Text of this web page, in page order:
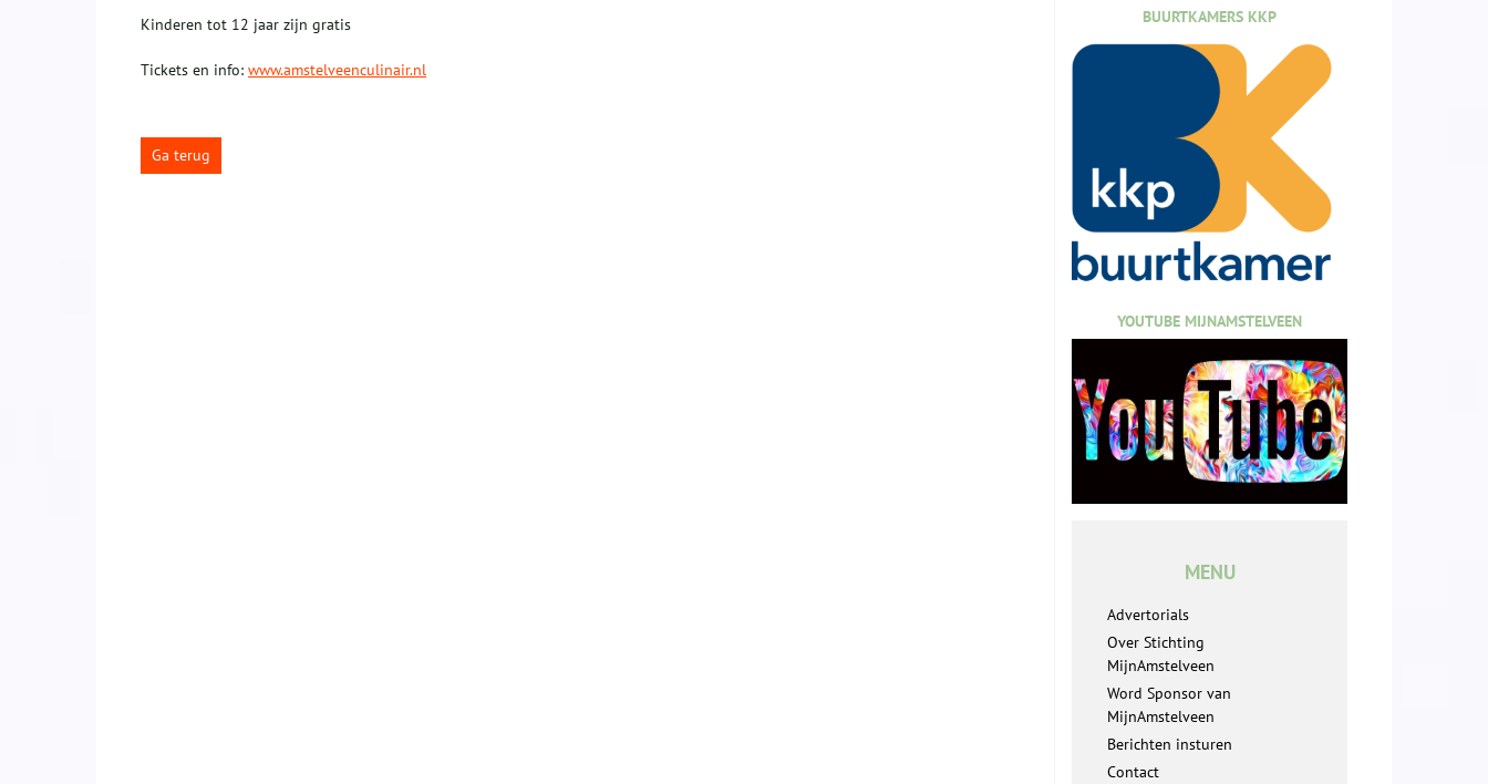
Kinderen tot 12 jaar zijn gratis
Tickets en info: www.amstelveenculinair.nl
Ga terug
BUURTKAMERS KKP
YOUTUBE MIJNAMSTELVEEN
MENU
Advertorials
Over Stichting
MijnAmstelveen
Word Sponsor van
MijnAmstelveen
Berichten insturen
Contact